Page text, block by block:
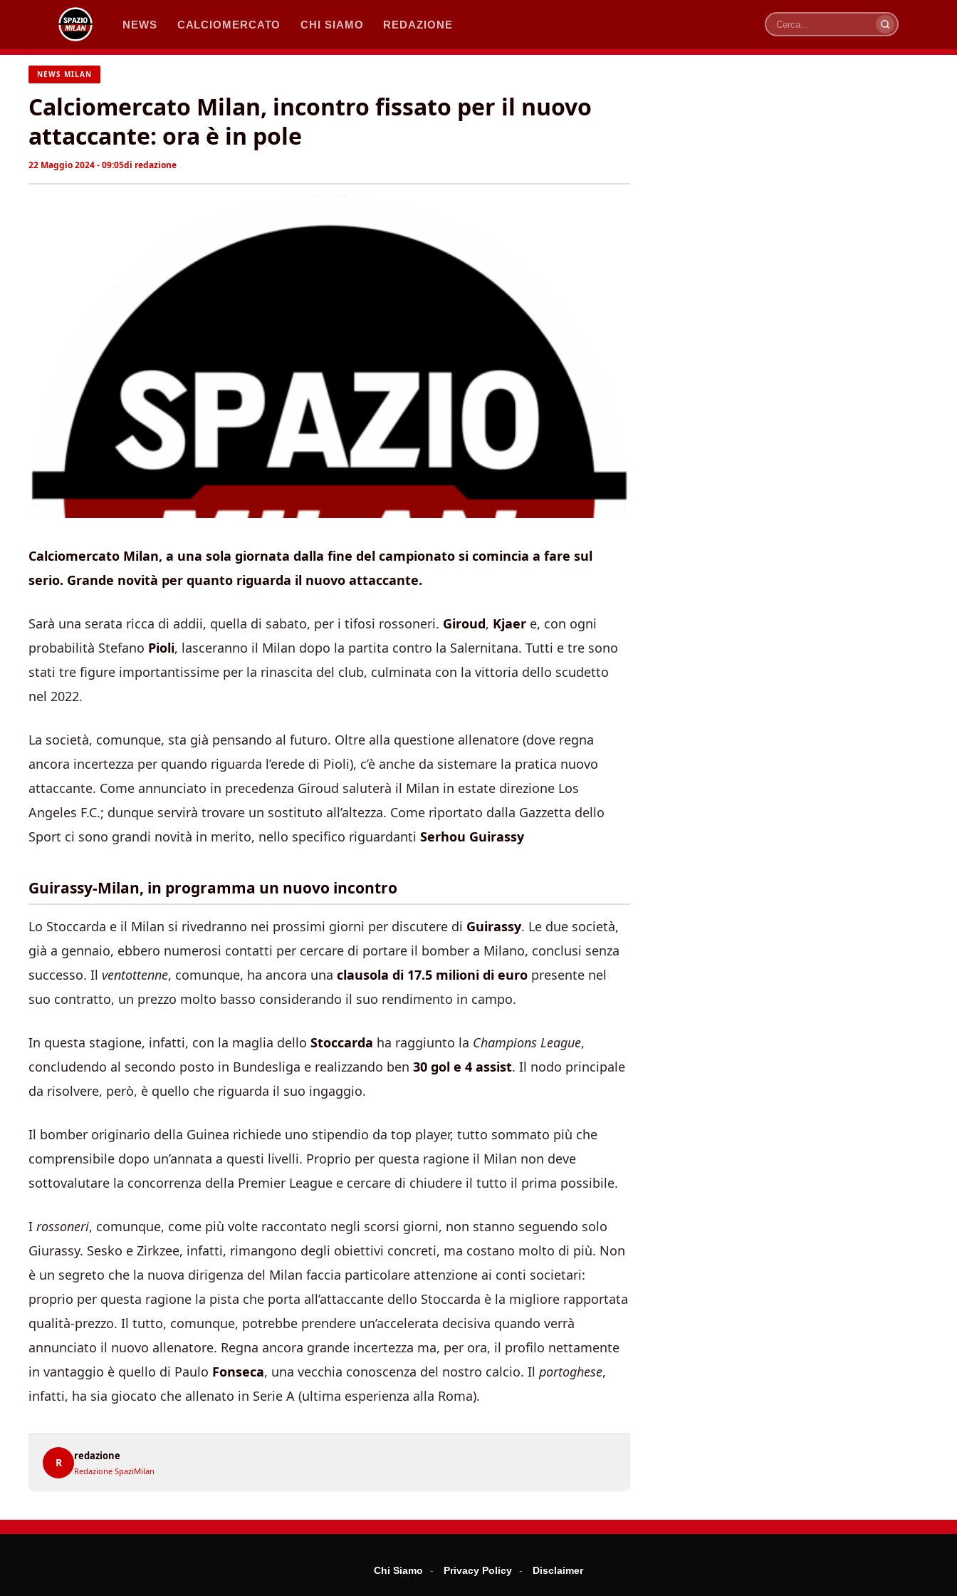
contenuto
NEWS CALCIOMERCATO CHI SIAMO REDAZIONE
Cerca
NEWS MILAN
Calciomercato Milan, incontro fissato per il nuovo
attaccante: ora è in pole
22 Maggio 2024 - 09:05di redazione
Calciomercato Milan, a una sola giornata dalla fine del campionato si comincia a fare sul
serio. Grande novità per quanto riguarda il nuovo attaccante.
Sarà una serata ricca di addii, quella di sabato, per i tifosi rossoneri. Giroud, Kjaer e, con ogni
probabilità Stefano Pioli, lasceranno il Milan dopo la partita contro la Salernitana. Tutti e tre sono
stati tre figure importantissime per la rinascita del club, culminata con la vittoria dello scudetto
nel 2022.
La società, comunque, sta già pensando al futuro. Oltre alla questione allenatore (dove regna
ancora incertezza per quando riguarda l’erede di Pioli), c’è anche da sistemare la pratica nuovo
attaccante. Come annunciato in precedenza Giroud saluterà il Milan in estate direzione Los
Angeles F.C.; dunque servirà trovare un sostituto all’altezza. Come riportato dalla Gazzetta dello
Sport ci sono grandi novità in merito, nello specifico riguardanti Serhou Guirassy
Guirassy-Milan, in programma un nuovo incontro
Lo Stoccarda e il Milan si rivedranno nei prossimi giorni per discutere di Guirassy. Le due società,
già a gennaio, ebbero numerosi contatti per cercare di portare il bomber a Milano, conclusi senza
successo. Il ventottenne, comunque, ha ancora una clausola di 17.5 milioni di euro presente nel
suo contratto, un prezzo molto basso considerando il suo rendimento in campo.
In questa stagione, infatti, con la maglia dello Stoccarda ha raggiunto la Champions League,
concludendo al secondo posto in Bundesliga e realizzando ben 30 gol e 4 assist. Il nodo principale
da risolvere, però, è quello che riguarda il suo ingaggio.
Il bomber originario della Guinea richiede uno stipendio da top player, tutto sommato più che
comprensibile dopo un’annata a questi livelli. Proprio per questa ragione il Milan non deve
sottovalutare la concorrenza della Premier League e cercare di chiudere il tutto il prima possibile.
I rossoneri, comunque, come più volte raccontato negli scorsi giorni, non stanno seguendo solo
Giurassy. Sesko e Zirkzee, infatti, rimangono degli obiettivi concreti, ma costano molto di più. Non
è un segreto che la nuova dirigenza del Milan faccia particolare attenzione ai conti societari:
proprio per questa ragione la pista che porta all’attaccante dello Stoccarda è la migliore rapportata
qualità-prezzo. Il tutto, comunque, potrebbe prendere un’accelerata decisiva quando verrà
annunciato il nuovo allenatore. Regna ancora grande incertezza ma, per ora, il profilo nettamente
in vantaggio è quello di Paulo Fonseca, una vecchia conoscenza del nostro calcio. Il portoghese,
infatti, ha sia giocato che allenato in Serie A (ultima esperienza alla Roma).
R
redazione
Redazione SpaziMilan
Chi Siamo Privacy Policy Disclaimer